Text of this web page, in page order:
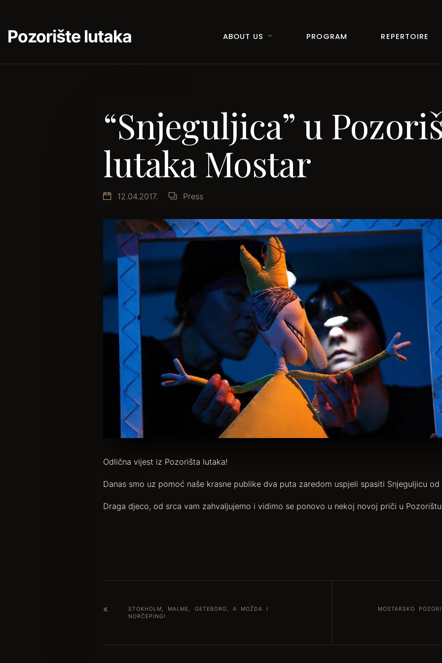
Pozorište lutaka ABOUT US PROGRAM REPERTOIRE
“Snjeguljica” u
lutaka Mostar
12.04.2017. Press
Odlična vijest iz Pozorišta lutaka!
Danas smo uz pomoć naše krasne publike dva puta zaredom uspjeli spasiti Snjeguljicu
Draga djeco, od srca vam zahvaljujemo i vidimo se ponovo u nekoj novoj priči u
STOKHOLM, MALME, GETEBORG, A MOŽDA I
NORČEPING!
MOSTARSKO